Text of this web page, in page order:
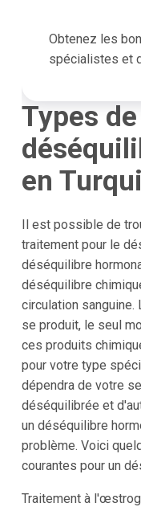
Obtenez les
spécialistes et
Types
en
Il est possible de
traitement pour le
déséquilibre
déséquilibre
circulation sanguine.
se produit, le seul
ces produits
pour votre type
dépendra de votre
déséquilibrée et
un déséquilibre
problème. Voici
courantes pour un
Traitement à